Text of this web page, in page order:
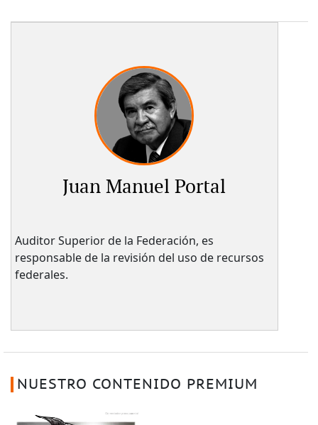
Juan Manuel Portal
Auditor Superior de la Federación, es
responsable de la revisión del uso de recursos
federales.
NUESTRO CONTENIDO PREMIUM